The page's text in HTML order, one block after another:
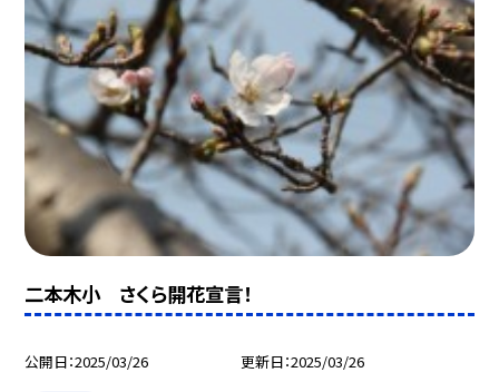
二本木小 さくら開花宣言！
公開日 2025/03/26 更新日 2025/03/26